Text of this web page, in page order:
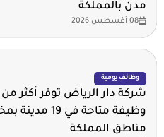
مدن بالمملكة
08 أغسطس 2026
وظائف يومية
وظيفة متاحة في 19
مناطق المملكة